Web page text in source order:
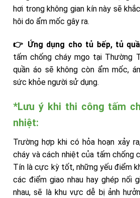
hơi trong không gian kín này sẽ
hôi do ẩm mốc gây ra.
👉 Ứng dụng cho tủ bếp, tủ
tấm chống cháy mgo tại Thường
quần áo sẽ không còn ẩm mốc,
sức khỏe người sử dụng.
*Lưu ý khi thi công tấm
nhiệt:
Trường hợp khi có hỏa hoạn xảy
cháy và cách nhiệt của tấm chống
Tín là cực kỳ tốt, những yếu điểm
các điểm giao nhau hay ghép nối
nhau, sẽ là khu vực dễ bị ảnh